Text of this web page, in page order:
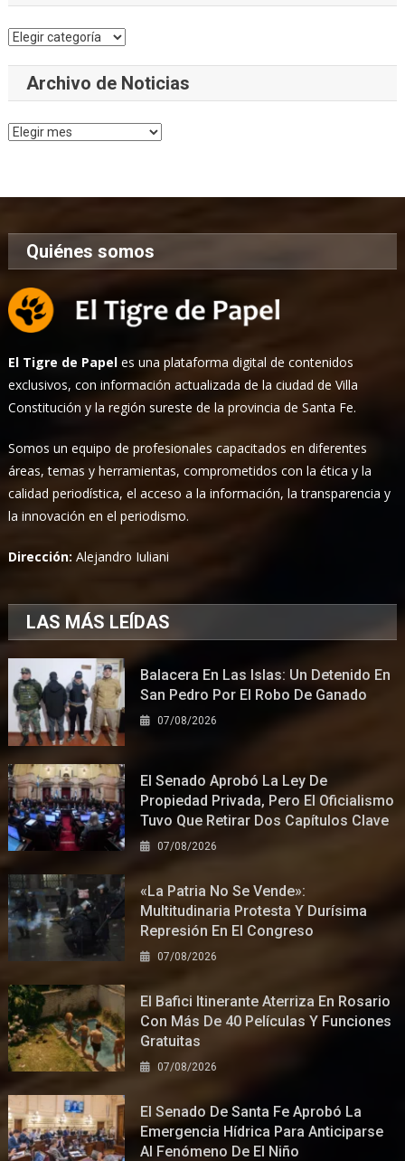
Categorías
Archivo de Noticias
Archivo
Quiénes somos
El Tigre de Papel es una plataforma digital de contenidos
exclusivos, con información actualizada de la ciudad de Villa
Constitución y la región sureste de la provincia de Santa Fe.
Somos un equipo de profesionales capacitados en diferentes
áreas, temas y herramientas, comprometidos con la ética y la
calidad periodística, el acceso a la información, la transparencia y
la innovación en el periodismo.
Dirección:Alejandro Iuliani
LAS MÁS LEÍDAS
Balacera En Las Islas: Un Detenido En
San Pedro Por El Robo De Ganado
07/08/2026
El Senado Aprobó La Ley De
Propiedad Privada, Pero El Oficialismo
Tuvo Que Retirar Dos Capítulos Clave
07/08/2026
«La Patria No Se Vende»:
Multitudinaria Protesta Y Durísima
Represión En El Congreso
07/08/2026
El Bafici Itinerante Aterriza En Rosario
Con Más De 40 Películas Y Funciones
Gratuitas
07/08/2026
El Senado De Santa Fe Aprobó La
Emergencia Hídrica Para Anticiparse
Al Fenómeno De El Niño